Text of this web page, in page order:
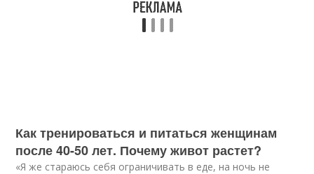
Как тренироваться и питаться женщинам
после 40-50 лет. Почему живот растет?
«Я же стараюсь себя ограничивать в еде, на ночь не